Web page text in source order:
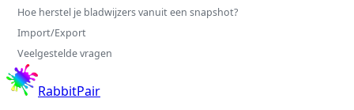
Hoe herstel je bladwijzers vanuit een snapshot?
Import/Export
Veelgestelde vragen
RabbitPair